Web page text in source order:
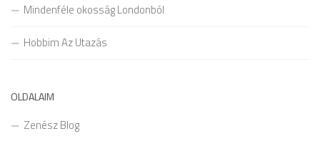
Mindenféle okosság Londonból
Hobbim Az Utazás
OLDALAIM
Zenész Blog